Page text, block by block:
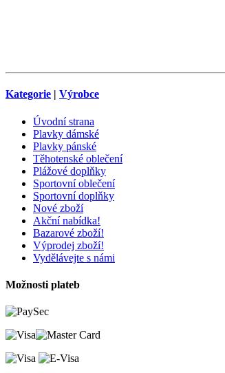
Kategorie | Výrobce
Úvodní strana
Plavky dámské
Plavky pánské
Těhotenské oblečení
Plážové doplňky
Sportovní oblečení
Sportovní doplňky
Nové zboží
Akční nabídka!
Bazarové zboží!
Výprodej zboží!
Vydělávejte s námi
Možnosti plateb